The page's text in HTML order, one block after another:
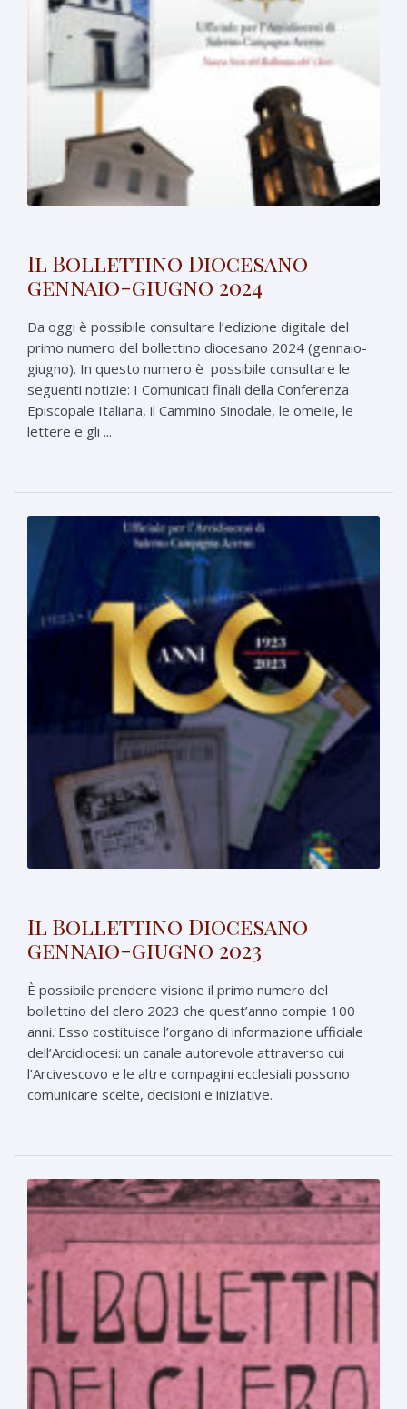
Il Bollettino Diocesano
gennaio-giugno 2024
Da oggi è possibile consultare l’edizione digitale del
primo numero del bollettino diocesano 2024 (gennaio-
giugno). In questo numero è possibile consultare le
seguenti notizie: I Comunicati finali della Conferenza
Episcopale Italiana, il Cammino Sinodale, le omelie, le
lettere e gli ...
Il Bollettino Diocesano
gennaio-giugno 2023
È possibile prendere visione il primo numero del
bollettino del clero 2023 che quest’anno compie 100
anni. Esso costituisce l’organo di informazione ufficiale
dell’Arcidiocesi: un canale autorevole attraverso cui
l’Arcivescovo e le altre compagini ecclesiali possono
comunicare scelte, decisioni e iniziative.